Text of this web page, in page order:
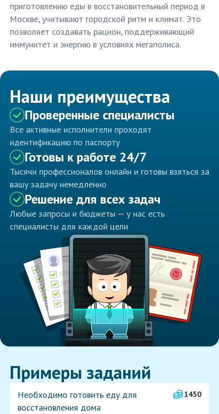
приготовлению еды в восстановительный период в
Москве, учитывают городской ритм и климат. Это
позволяет создавать рацион, поддерживающий
иммунитет и энергию в условиях мегаполиса.
Наши преимущества
Проверенные специалисты
Все активные исполнители проходят
идентификацию по паспорту
Готовы к работе 24/7
Тысячи профессионалов онлайн и готовы взяться за
вашу задачу немедленно
Решение для всех задач
Любые запросы и бюджеты — у нас есть
специалисты для каждой цели
Примеры заданий
Необходимо готовить еду для
восстановления дома
1450